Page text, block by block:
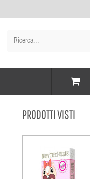
Elementi -
PRODOTTI VISTI